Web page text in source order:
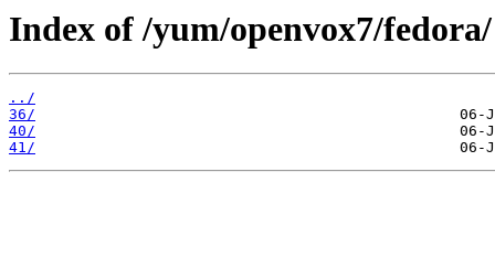
Index of /yum/openvox7/fedora/
../
36/
40/
41/